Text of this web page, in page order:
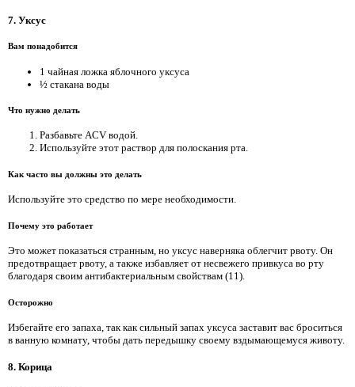
7. Уксус
Вам понадобится
1 чайная ложка яблочного уксуса
½ стакана воды
Что нужно делать
Разбавьте ACV водой.
Используйте этот раствор для полоскания рта.
Как часто вы должны это делать
Используйте это средство по мере необходимости.
Почему это работает
Это может показаться странным, но уксус наверняка облегчит рвоту. Он
предотвращает рвоту, а также избавляет от несвежего привкуса во рту
благодаря своим антибактериальным свойствам (11).
Осторожно
Избегайте его запаха, так как сильный запах уксуса заставит вас броситься
в ванную комнату, чтобы дать передышку своему вздымающемуся животу.
8. Корица